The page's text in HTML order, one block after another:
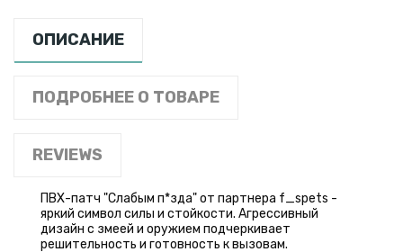
ОПИСАНИЕ
ПОДРОБНЕЕ О ТОВАРЕ
REVIEWS
ПВХ-патч "Слабым п*зда" от партнера f_spets -
яркий символ силы и стойкости. Агрессивный
дизайн с змеей и оружием подчеркивает
решительность и готовность к вызовам.